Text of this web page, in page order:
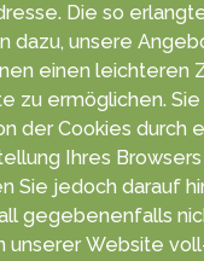
Die so
da­zu, unsere
einen leich­teren
zu ermög­lichen. Sie
der Cookies durch
Ihres Browsers
Sie je­doch da­rauf
ge­ge­benen­falls
unserer Web­site